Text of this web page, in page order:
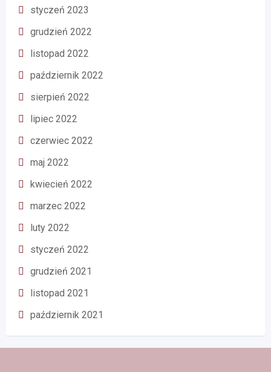
styczeń 2023
grudzień 2022
listopad 2022
październik 2022
sierpień 2022
lipiec 2022
czerwiec 2022
maj 2022
kwiecień 2022
marzec 2022
luty 2022
styczeń 2022
grudzień 2021
listopad 2021
październik 2021